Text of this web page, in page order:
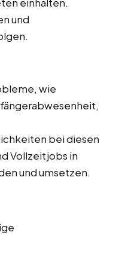
und
wie
bei diesen
Vollzeitjobs in
und umsetzen.